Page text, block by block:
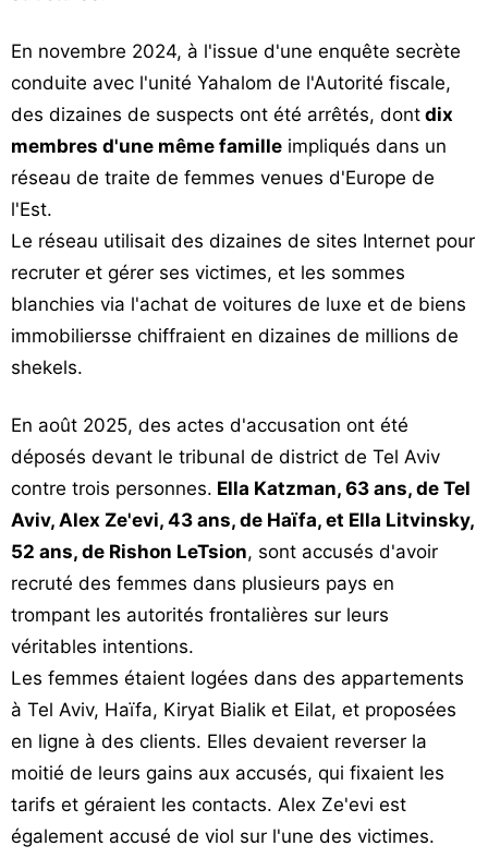
En novembre 2024, à l'issue d'une enquête secrète
conduite avec l'unité Yahalom de l'Autorité fiscale,
des dizaines de suspects ont été arrêtés, dont dix
membres d'une même famille impliqués dans un
réseau de traite de femmes venues d'Europe de
l'Est.
Le réseau utilisait des dizaines de sites Internet pour
recruter et gérer ses victimes, et les sommes
blanchies via l'achat de voitures de luxe et de biens
immobiliersse chiffraient en dizaines de millions de
shekels.
En août 2025, des actes d'accusation ont été
déposés devant le tribunal de district de Tel Aviv
contre trois personnes. Ella Katzman, 63 ans, de Tel
Aviv, Alex Ze'evi, 43 ans, de Haïfa, et Ella Litvinsky,
52 ans, de Rishon LeTsion, sont accusés d'avoir
recruté des femmes dans plusieurs pays en
trompant les autorités frontalières sur leurs
véritables intentions.
Les femmes étaient logées dans des appartements
à Tel Aviv, Haïfa, Kiryat Bialik et Eilat, et proposées
en ligne à des clients. Elles devaient reverser la
moitié de leurs gains aux accusés, qui fixaient les
tarifs et géraient les contacts. Alex Ze'evi est
également accusé de viol sur l'une des victimes.